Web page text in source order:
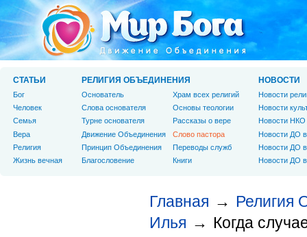
Главная → Религия
Илья → Когда
СТАТЬИ
Бог
Человек
Cемья
Вера
Религия
Жизнь вечная
РЕЛИГИЯ ОБЪЕДИНЕНИЯ
Основатель
Слова основателя
Турне основателя
Движение Объединения
Принцип Объединения
Благословение
Храм всех религий
Основы теологии
Рассказы о вере
Слово пастора
Переводы служб
Книги
НОВОСТИ
Новости
Новости
Новости НКО
Новости ДО
Новости ДО
Новости ДО